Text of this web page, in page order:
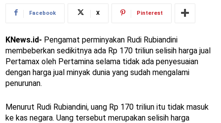
Facebook X Pinterest
KNews.id- Pengamat perminyakan Rudi Rubiandini
membeberkan sedikitnya ada Rp 170 triliun selisih harga jual
Pertamax oleh Pertamina selama tidak ada penyesuaian
dengan harga jual minyak dunia yang sudah mengalami
penurunan.
Menurut Rudi Rubiandini, uang Rp 170 triliun itu tidak masuk
ke kas negara. Uang tersebut merupakan selisih harga